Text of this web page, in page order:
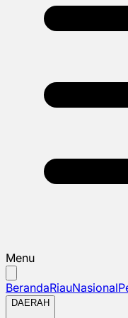
Menu
BerandaRiauNasional
DAERAH